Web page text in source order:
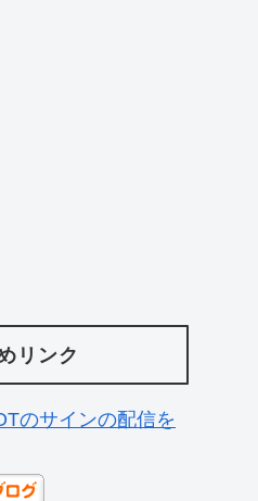
リンク
のサインの配信を